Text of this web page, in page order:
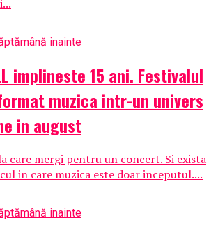
inainte
implineste 15 ani. Festivalul
muzica intr-un univers
in august
care mergi pentru un concert. Si exista
in care muzica este doar inceputul....
inainte